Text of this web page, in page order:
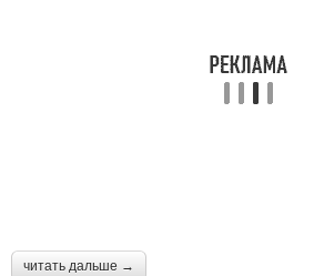
читать дальше →